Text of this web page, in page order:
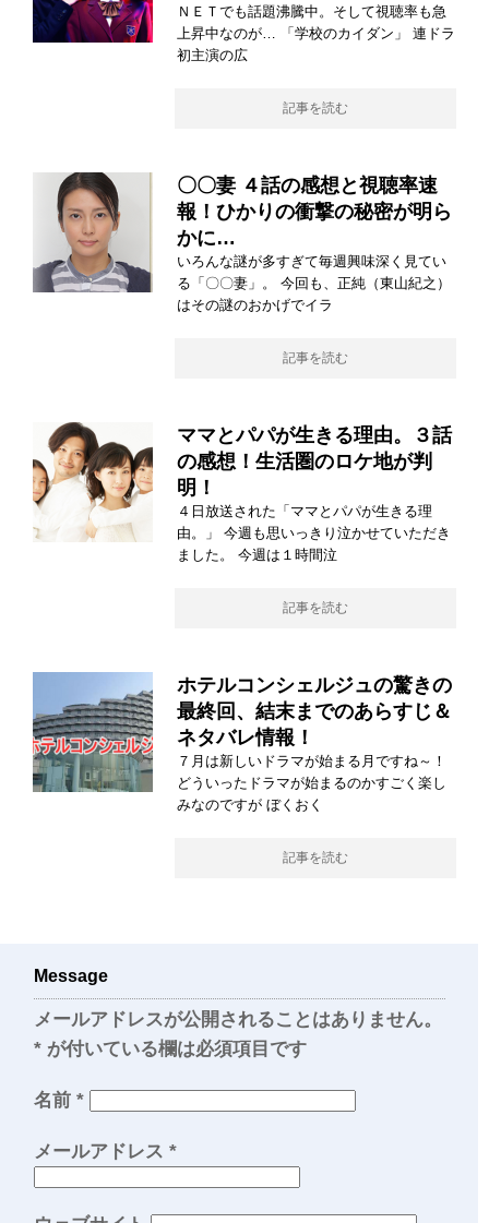
ＮＥＴでも話題沸騰中。そして視聴率も急
上昇中なのが… 「学校のカイダン」 連ドラ
初主演の広
記事を読む
〇〇妻 ４話の感想と視聴率速
報！ひかりの衝撃の秘密が明ら
かに…
いろんな謎が多すぎて毎週興味深く見てい
る「〇〇妻」。 今回も、正純（東山紀之）
はその謎のおかげでイラ
記事を読む
ママとパパが生きる理由。３話
の感想！生活圏のロケ地が判
明！
４日放送された「ママとパパが生きる理
由。」 今週も思いっきり泣かせていただき
ました。 今週は１時間泣
記事を読む
ホテルコンシェルジュの驚きの
最終回、結末までのあらすじ＆
ネタバレ情報！
７月は新しいドラマが始まる月ですね～！
どういったドラマが始まるのかすごく楽し
みなのですが ぼくおく
記事を読む
Message
メールアドレスが公開されることはありません。
* が付いている欄は必須項目です
名前 *
メールアドレス *